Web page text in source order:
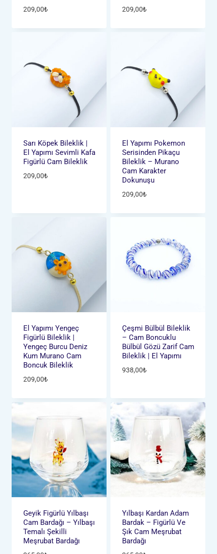
209,00₺ 209,00₺
Sarı Köpek Bileklik |
El Yapımı Sevimli Kafa
Figürlü Cam Bileklik
209,00₺
El Yapımı Pokemon
Serisinden Pikaçu
Bileklik – Murano
Cam Karakter
Dokunuşu
209,00₺
El Yapımı Yengeç
Figürlü Bileklik |
Yengeç Burcu Deniz
Kum Murano Cam
Boncuk Bileklik
209,00₺
Çeşmi Bülbül Bileklik
– Cam Boncuklu
Bülbül Gözü Zarif Cam
Bileklik | El Yapımı
938,00₺
Geyik Figürlü Yılbaşı
Cam Bardağı – Yılbaşı
Temalı Şekilli
Meşrubat Bardağı
Yılbaşı Kardan Adam
Bardak – Figürlü Ve
Şık Cam Meşrubat
Bardağı